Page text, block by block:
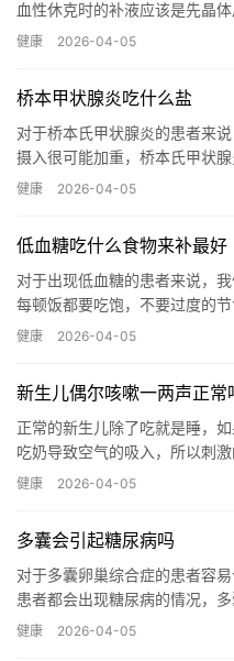
血性休克时的补液应该是先晶
输液量一般应该为出血量的两
健康 2026-04-05
桥本甲状腺炎吃什么盐
对于桥本氏甲状腺炎的患者来
摄入很可能加重，桥本氏甲状
氏甲状腺炎的患者，要限制一
健康 2026-04-05
低血糖吃什么食物来补最好
对于出现低血糖的患者来说，
每顿饭都要吃饱，不要过度的
充，因为肉蛋奶等食物含热量
健康 2026-04-05
新生儿偶尔咳嗽一两声正常
正常的新生儿除了吃就是睡，
吃奶导致空气的吸入，所以刺
如受凉感冒导致的咳嗽，但是
健康 2026-04-05
多囊会引起糖尿病吗
对于多囊卵巢综合症的患者容
患者都会出现糖尿病的情况，
卵巢，高雄性激素血症和胰岛
健康 2026-04-05